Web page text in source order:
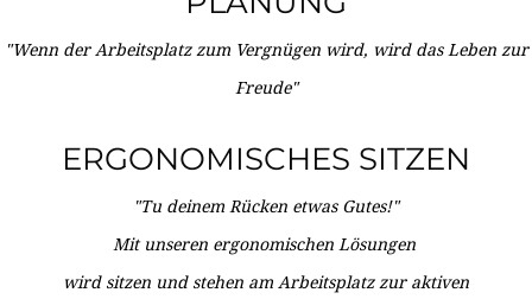
"Wenn der Arbeitsplatz zum Vergnügen wird, wird das Leben zur
Freude"
ERGONOMISCHES SITZEN
"Tu deinem Rücken etwas Gutes!"
Mit unseren ergonomischen Lösungen
wird sitzen und stehen am Arbeitsplatz zur aktiven